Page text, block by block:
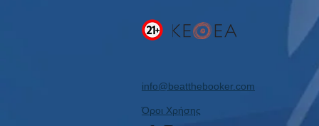
info@beatthebooker.com
Όροι Χρήσης